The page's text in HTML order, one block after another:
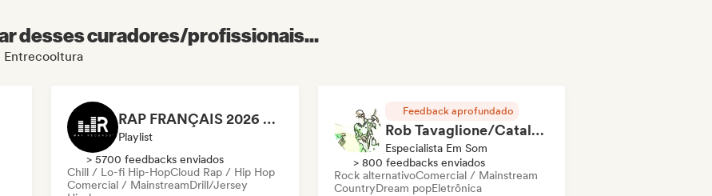
desses curadores/profissionais...
Entrecooltura
RAP FRANÇAIS 2026 🔥🇫🇷 (Way Records)
Playlist
> 5700 feedbacks enviados
Chill / Lo-fi Hip-HopCloud Rap / Hip Hop
Comercial / MainstreamDrill/Jersey
Feedback aprofundado
Rob Tavaglione/Catalyst Recording
Especialista Em Som
> 800 feedbacks enviados
Rock alternativoComercial / Mainstream
CountryDream popEletrônica